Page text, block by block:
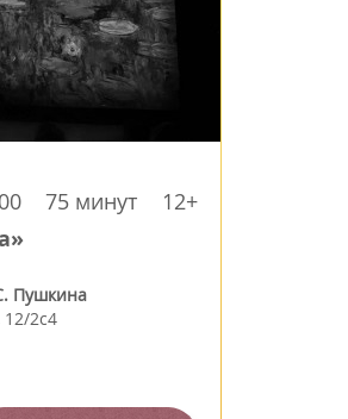
75 минут 12+
Пушкина
12/2c4